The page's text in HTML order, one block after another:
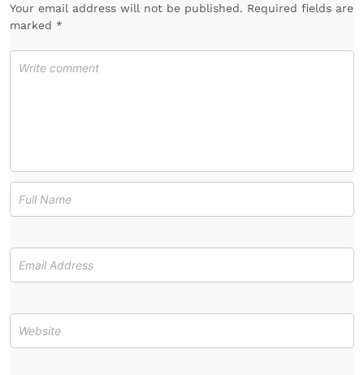
Your email address will not be published. Required fields are
marked *